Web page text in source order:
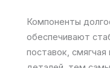
Компоненты
обеспечивают
поставок,